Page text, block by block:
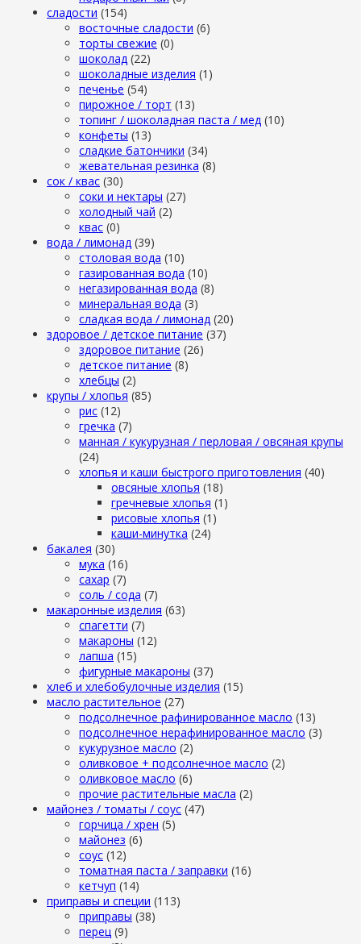
сладости (154)
восточные сладости (6)
торты свежие (0)
шоколад (22)
шоколадные изделия (1)
печенье (54)
пирожное / торт (13)
топинг / шоколадная паста / мед (10)
конфеты (13)
сладкие батончики (34)
жевательная резинка (8)
сок / квас (30)
соки и нектары (27)
холодный чай (2)
квас (0)
вода / лимонад (39)
столовая вода (10)
газированная вода (10)
негазированная вода (8)
минеральная вода (3)
сладкая вода / лимонад (20)
здоровое / детское питание (37)
здоровое питание (26)
детское питание (8)
хлебцы (2)
крупы / хлопья (85)
рис (12)
гречка (7)
манная / кукурузная / перловая / овсяная крупы
(24)
хлопья и каши быстрого приготовления (40)
овсяные хлопья (18)
гречневые хлопья (1)
рисовые хлопья (1)
каши-минутка (24)
бакалея (30)
мука (16)
сахар (7)
cоль / cода (7)
макаронные изделия (63)
cпагетти (7)
макароны (12)
лапша (15)
фигурные макароны (37)
хлеб и хлебобулочные изделия (15)
масло растительное (27)
подсолнечное рафинированное масло (13)
подсолнечное нерафинированное масло (3)
кукурузное масло (2)
оливковое + подсолнечное масло (2)
оливковое масло (6)
прочие растительные масла (2)
майонез / томаты / соус (47)
горчица / хрен (5)
майонез (6)
соус (12)
томатная паста / заправки (16)
кетчуп (14)
приправы и специи (113)
приправы (38)
перец (9)